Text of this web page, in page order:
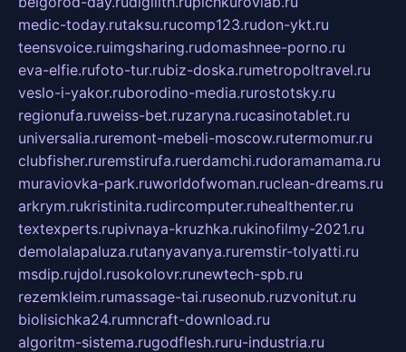
medic-today.rutaksu.rucomp123.rudon-ykt.ru
teensvoice.ruimgsharing.rudomashnee-porno.ru
eva-elfie.rufoto-tur.rubiz-doska.rumetropoltravel.ru
veslo-i-yakor.ruborodino-media.rurostotsky.ru
regionufa.ruweiss-bet.ruzaryna.rucasinotablet.ru
universalia.ruremont-mebeli-moscow.rutermomur.ru
clubfisher.ruremstirufa.ruerdamchi.rudoramamama.ru
muraviovka-park.ruworldofwoman.ruclean-dreams.ru
arkrym.rukristinita.rudircomputer.ruhealthenter.ru
textexperts.rupivnaya-kruzhka.rukinofilmy-2021.ru
demolalapaluza.rutanyavanya.ruremstir-tolyatti.ru
msdip.rujdol.rusokolovr.runewtech-spb.ru
rezemkleim.rumassage-tai.ruseonub.ruzvonitut.ru
biolisichka24.rumncraft-download.ru
algoritm-sistema.rugodflesh.ruru-industria.ru